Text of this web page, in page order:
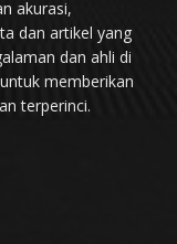
akurasi,
dan artikel yang
dan ahli di
memberikan
terperinci.